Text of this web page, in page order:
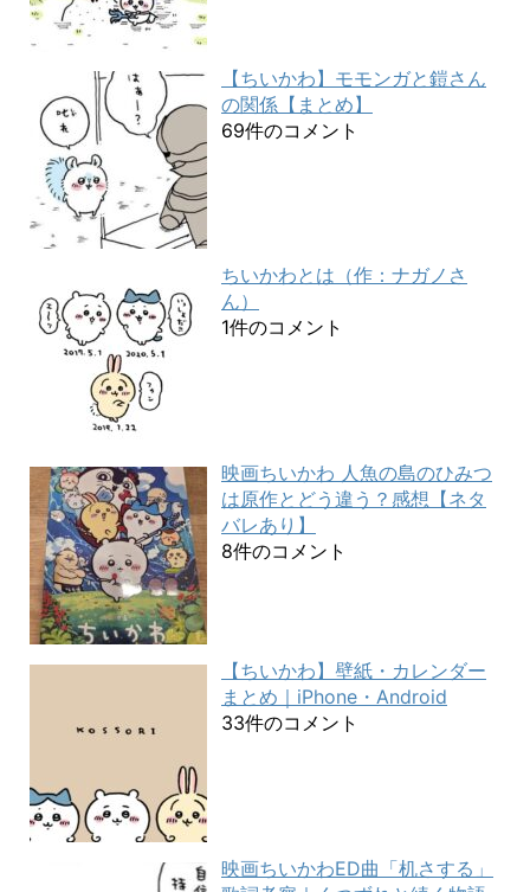
【ちいかわ】モモンガと鎧さん
の関係【まとめ】
69件のコメント
ちいかわとは（作：ナガノさ
ん）
1件のコメント
映画ちいかわ 人魚の島のひみつ
は原作とどう違う？感想【ネタ
バレあり】
8件のコメント
【ちいかわ】壁紙・カレンダー
まとめ｜iPhone・Android
33件のコメント
映画ちいかわED曲「机さする」